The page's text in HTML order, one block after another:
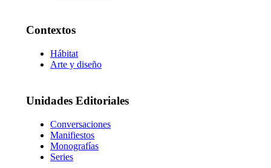
Contextos
Hábitat
Arte y diseño
Unidades Editoriales
Conversaciones
Manifiestos
Monografías
Series